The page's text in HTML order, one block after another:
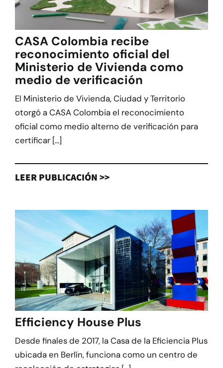
CASA Colombia recibe
reconocimiento oficial del
Ministerio de Vivienda como
medio de verificación
El Ministerio de Vivienda, Ciudad y Territorio
otorgó a CASA Colombia el reconocimiento
oficial como medio alterno de verificación para
certificar [...]
LEER PUBLICACIÓN >>
Efficiency House Plus
Desde finales de 2017, la Casa de la Eficiencia Plus
ubicada en Berlín, funciona como un centro de